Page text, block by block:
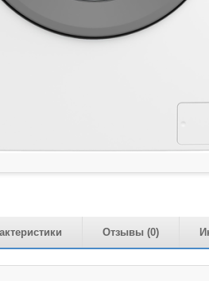
Отзывы (0)